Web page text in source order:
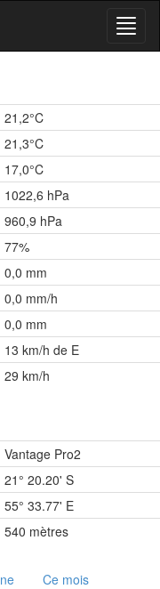
21,2°C
21,3°C
17,0°C
1022,6 hPa
960,9 hPa
77%
0,0 mm
0,0 mm/h
0,0 mm
13 km/h de E
29 km/h
Vantage Pro2
21° 20.20' S
55° 33.77' E
540 mètres
Ce mois